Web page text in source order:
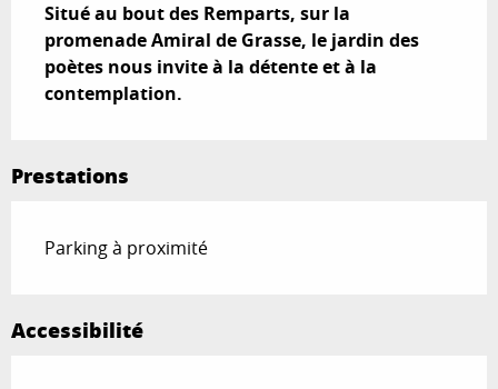
Situé au bout des Remparts, sur la
promenade Amiral de Grasse, le jardin des
poètes nous invite à la détente et à la
contemplation.
Prestations
Parking à proximité
Accessibilité